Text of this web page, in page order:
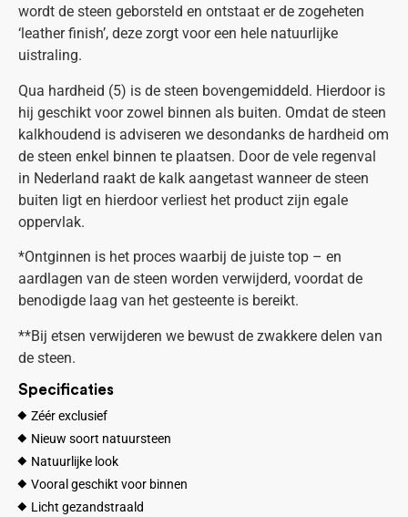
wordt de steen geborsteld en ontstaat er de zogeheten
‘leather finish’, deze zorgt voor een hele natuurlijke
uistraling.
Qua hardheid (5) is de steen bovengemiddeld. Hierdoor is
hij geschikt voor zowel binnen als buiten. Omdat de steen
kalkhoudend is adviseren we desondanks de hardheid om
de steen enkel binnen te plaatsen. Door de vele regenval
in Nederland raakt de kalk aangetast wanneer de steen
buiten ligt en hierdoor verliest het product zijn egale
oppervlak.
*Ontginnen is het proces waarbij de juiste top – en
aardlagen van de steen worden verwijderd, voordat de
benodigde laag van het gesteente is bereikt.
**Bij etsen verwijderen we bewust de zwakkere delen van
de steen.
Specificaties
Zéér exclusief
Nieuw soort natuursteen
Natuurlijke look
Vooral geschikt voor binnen
Licht gezandstraald